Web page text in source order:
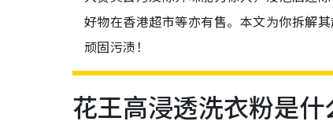
好物在香港超市等亦有售。本文为你拆解
顽固污渍！
花王高浸透洗衣粉是什